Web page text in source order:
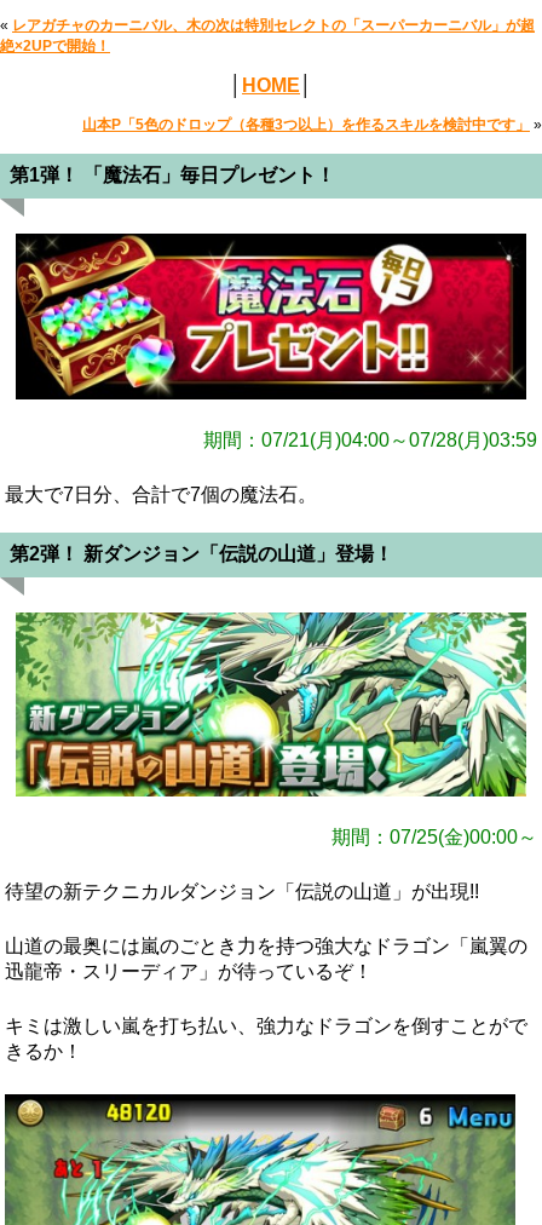
« レアガチャのカーニバル、木の次は特別セレクトの「スーパーカーニバル」が超
絶×2UPで開始！
HOME
山本P「5色のドロップ（各種3つ以上）を作るスキルを検討中です」 »
第1弾！ 「魔法石」毎日プレゼント！
期間：07/21(月)04:00～07/28(月)03:59
最大で7日分、合計で7個の魔法石。
第2弾！ 新ダンジョン「伝説の山道」登場！
期間：07/25(金)00:00～
待望の新テクニカルダンジョン「伝説の山道」が出現!!
山道の最奥には嵐のごとき力を持つ強大なドラゴン「嵐翼の
迅龍帝・スリーディア」が待っているぞ！
キミは激しい嵐を打ち払い、強力なドラゴンを倒すことがで
きるか！